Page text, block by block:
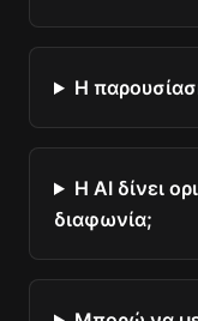
Η
Η AI δίνει
διαφωνία;